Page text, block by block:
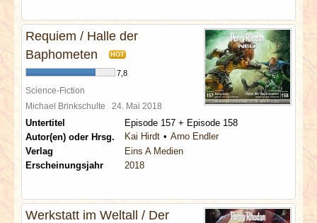
Requiem / Halle der
Baphometen
HOT
7,8
Science-Fiction
Michael Brinkschulte 24. Mai 2018
Untertitel
Episode 157 + Episode 158
Autor(en) oder Hrsg.
Kai Hirdt
Arno Endler
Verlag
Eins A Medien
Erscheinungsjahr
2018
Werkstatt im Weltall / Der